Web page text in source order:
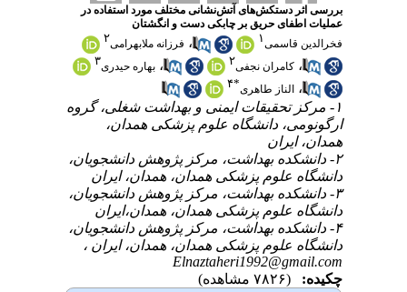
بررسی اثر دستکش‌های آتش‌نشانی مختلف مورد استفاده در
عملیات اطفای حریق بر چابکی دست و انگشتان
فخرالدین قاسمی۱ ، فرزانه ملابهرامی۲
، کامران نجفی۲ ، بهاره حیدری۳
، الناز طاهری*۴
۱- مرکز تحقیقات ایمنی و بهداشت شغلی، گروه
ارگونومی، دانشگاه علوم پزشکی همدان،
همدان، ایران
۲- داﻧﺸﮑﺪه ﺑﻬﺪاﺷﺖ، ﻣﺮﮐﺰ ﭘﮋوﻫﺶ داﻧﺸﺠﻮیان،
داﻧﺸﮕﺎه ﻋﻠﻮم ﭘﺰﺷﮑﯽ ﻫﻤﺪان، ﻫﻤﺪان، ایران
۳- داﻧﺸﮑﺪه ﺑﻬﺪاﺷﺖ، ﻣﺮﮐﺰ ﭘﮋوﻫﺶ داﻧﺸﺠﻮیان،
داﻧﺸﮕﺎه ﻋﻠﻮم ﭘﺰﺷﮑﯽ ﻫﻤﺪان، ﻫﻤﺪان،ایران
۴- داﻧﺸﮑﺪه ﺑﻬﺪاﺷﺖ، ﻣﺮﮐﺰ ﭘﮋوﻫﺶ داﻧﺸﺠﻮیان،
داﻧﺸﮕﺎه ﻋﻠﻮم ﭘﺰﺷﮑﯽ ﻫﻤﺪان، ﻫﻤﺪان، ایران ،
Elnaztaheri1992@gmail.com
چکیده:
(۷۸۲۶ مشاهده)